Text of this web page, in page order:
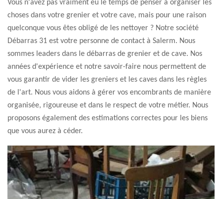
Vous n'avez pas vraiment eu le temps de penser à organiser les
choses dans votre grenier et votre cave, mais pour une raison
quelconque vous êtes obligé de les nettoyer ? Notre société
Débarras 31 est votre personne de contact à Salerm. Nous
sommes leaders dans le débarras de grenier et de cave. Nos
années d'expérience et notre savoir-faire nous permettent de
vous garantir de vider les greniers et les caves dans les règles
de l'art. Nous vous aidons à gérer vos encombrants de manière
organisée, rigoureuse et dans le respect de votre métier. Nous
proposons également des estimations correctes pour les biens
que vous aurez à céder.